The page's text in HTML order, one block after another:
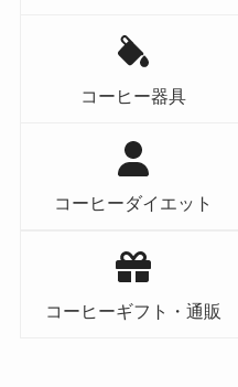
コーヒー器具
コーヒーダイエット
コーヒーギフト・通販